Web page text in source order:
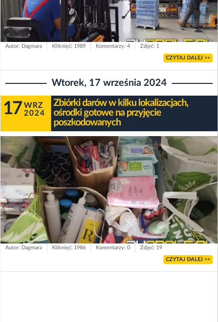
Autor: Dagmara Kliknięć: 1989 Komentarzy: 4 Zdjęć: 1
CZYTAJ DALEJ >>
Wtorek, 17 września 2024
17 WRZ
2024
Zbiórki darów w kilku lokalizacjach,
ośrodki gotowe na przyjęcie
poszkodowanych
Autor: Dagmara Kliknięć: 1986 Komentarzy: 0 Zdjęć: 19
CZYTAJ DALEJ >>